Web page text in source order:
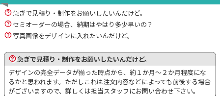
急ぎで見積り・制作をお願いしたいんだけど。
セミオーダーの場合、納期はやはり多少早いの？
写真画像をデザインに入れたいんだけど。
急ぎで見積り・制作をお願いしたいんだけど。
デザインの完全データが揃った時点から、約１か月～２か月程度にな
るかと思われます。ただしこれは注文内容などによっても前後する場合
がございますので、詳しくは担当スタッフにお問い合わせ下さい。